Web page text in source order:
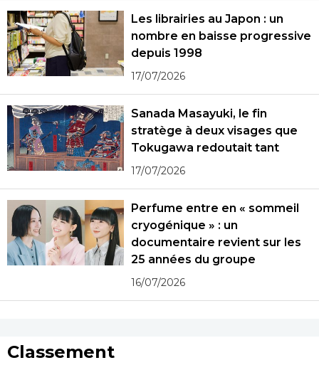
Les librairies au Japon : un
nombre en baisse progressive
depuis 1998
17/07/2026
Sanada Masayuki, le fin
stratège à deux visages que
Tokugawa redoutait tant
17/07/2026
Perfume entre en « sommeil
cryogénique » : un
documentaire revient sur les
25 années du groupe
16/07/2026
Classement